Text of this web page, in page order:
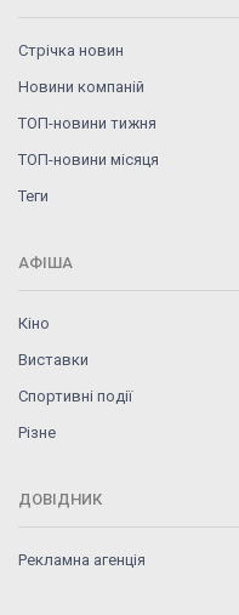
Стрічка новин
Новини компаній
ТОП-новини тижня
ТОП-новини місяця
Теги
АФІША
Кіно
Виставки
Спортивні події
Різне
ДОВІДНИК
Рекламна агенція